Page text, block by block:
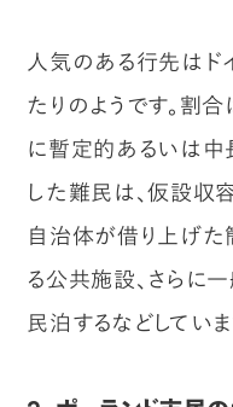
人気のある行先はド
たりのようです。割
に暫定的あるいは中
した難民は、仮設収
自治体が借り上げた
る公共施設、さらに
民泊するなどしていま